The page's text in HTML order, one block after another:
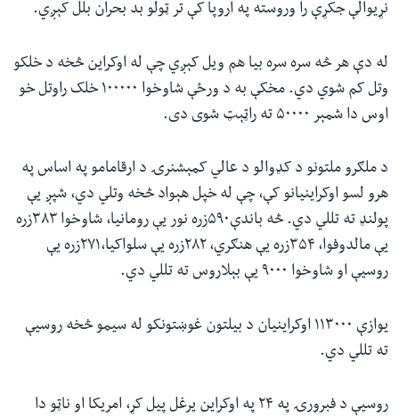
نړیوالې جکړې را وروسته په اروپا کې تر ټولو بد بحران بلل کېږي.
له دې هر څه سره سره بیا هم ویل کېږي چې له اوکراین څخه د خلکو
وتل کم شوي دي. مخکې به د ورځې شاوخوا ۱۰۰۰۰۰ خلک راوتل خو
اوس دا شمېر ۵۰۰۰۰ ته راټېټ شوی دی.
د ملګرو ملتونو د کډوالو د عالي کمېشنرۍ د ارقامامو په اساس په
هرو لسو اوکراینیانو کې، چې له خپل هېواد څخه وتلي دي، شپږ یې
پولنډ ته تللي دي. څه باندې۵۹۰زره نور یې رومانیا، شاوخوا ۳۸۳زره
یې مالدوفوا، ۳۵۴زره یې هنګري، ۲۸۲زره یې سلواکیا،۲۷۱زره یې
روسیې او شاوخوا ۹۰۰۰ یې بېلاروس ته تللي دي.
یوازې ۱۱۳۰۰۰ اوکراینیان د بیلتون غوښتونکو له سیمو څخه روسيې
ته تللي دي.
روسيې د فبرورۍ په ۲۴ په اوکراین یرغل پیل کړ، امریکا او ناټو دا